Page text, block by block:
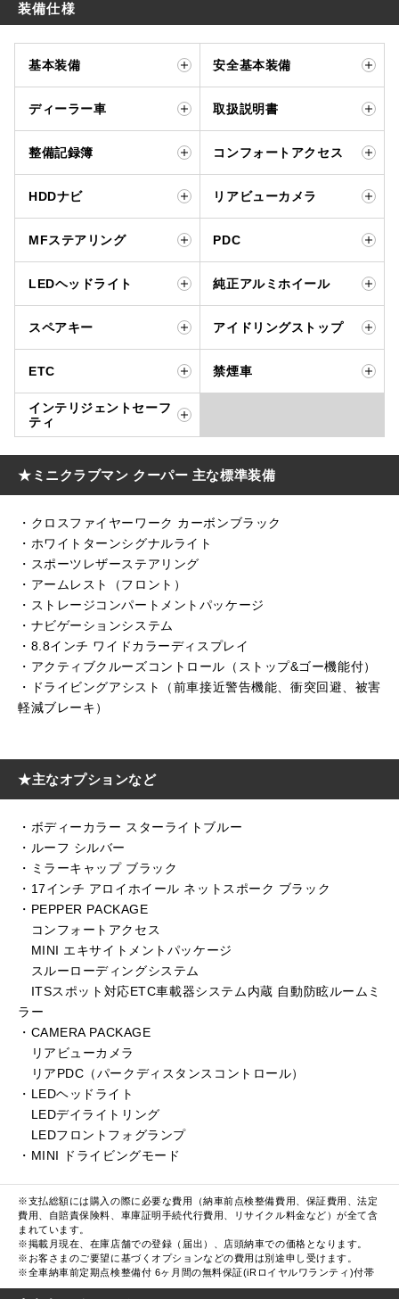
装備仕様
基本装備 安全基本装備
ディーラー車 取扱説明書
整備記録簿 コンフォートアクセス
HDDナビ リアビューカメラ
MFステアリング PDC
LEDヘッドライト 純正アルミホイール
スペアキー アイドリングストップ
ETC 禁煙車
インテリジェントセーフ
ティ
★ミニクラブマン クーパー 主な標準装備
・クロスファイヤーワーク カーボンブラック
・ホワイトターンシグナルライト
・スポーツレザーステアリング
・アームレスト（フロント）
・ストレージコンパートメントパッケージ
・ナビゲーションシステム
・8.8インチ ワイドカラーディスプレイ
・アクティブクルーズコントロール（ストップ&ゴー機能付）
・ドライビングアシスト（前車接近警告機能、衝突回避、被害
軽減ブレーキ）
★主なオプションなど
・ボディーカラー スターライトブルー
・ルーフ シルバー
・ミラーキャップ ブラック
・17インチ アロイホイール ネットスポーク ブラック
・PEPPER PACKAGE
コンフォートアクセス
MINI エキサイトメントパッケージ
スルーローディングシステム
ITSスポット対応ETC車載器システム内蔵 自動防眩ルームミ
ラー
・CAMERA PACKAGE
リアビューカメラ
リアPDC（パークディスタンスコントロール）
・LEDヘッドライト
LEDデイライトリング
LEDフロントフォグランプ
・MINI ドライビングモード
※支払総額には購入の際に必要な費用（納車前点検整備費用、保証費用、法定
費用、自賠責保険料、車庫証明手続代行費用、リサイクル料金など）が全て含
まれています。
※掲載月現在、在庫店舗での登録（届出）、店頭納車での価格となります。
※お客さまのご要望に基づくオプションなどの費用は別途申し受けます。
※全車納車前定期点検整備付 6ヶ月間の無料保証(iRロイヤルワランティ)付帯